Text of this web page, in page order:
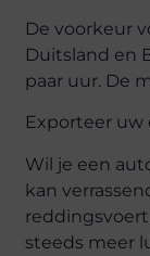
De voorkeur
Duitsland en
paar uur. De
Exporteer uw
Wil je een
kan
steeds meer